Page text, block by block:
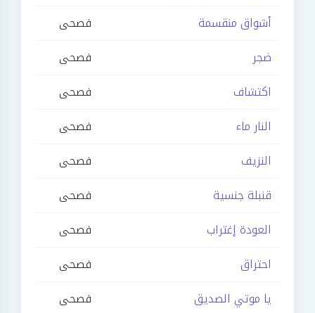
أشواق منقسمة
فصحى
ضجر
فصحى
اكتشاف
فصحى
النار ماء
فصحى
النزيف
فصحى
قنبلة جنسية
فصحى
العودة إغتراب
فصحى
احتراق
فصحى
يا موتي الصديق
فصحى